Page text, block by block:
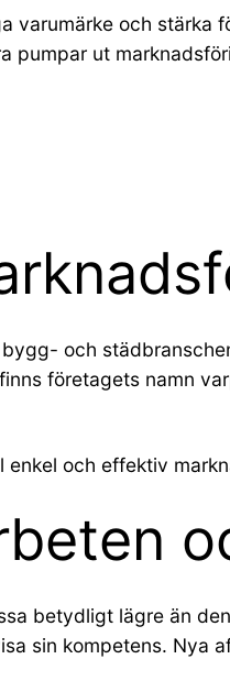
varumärke och
ut
och
företagets namn
och effektiv
betydligt lägre än
sin kompetens. Nya